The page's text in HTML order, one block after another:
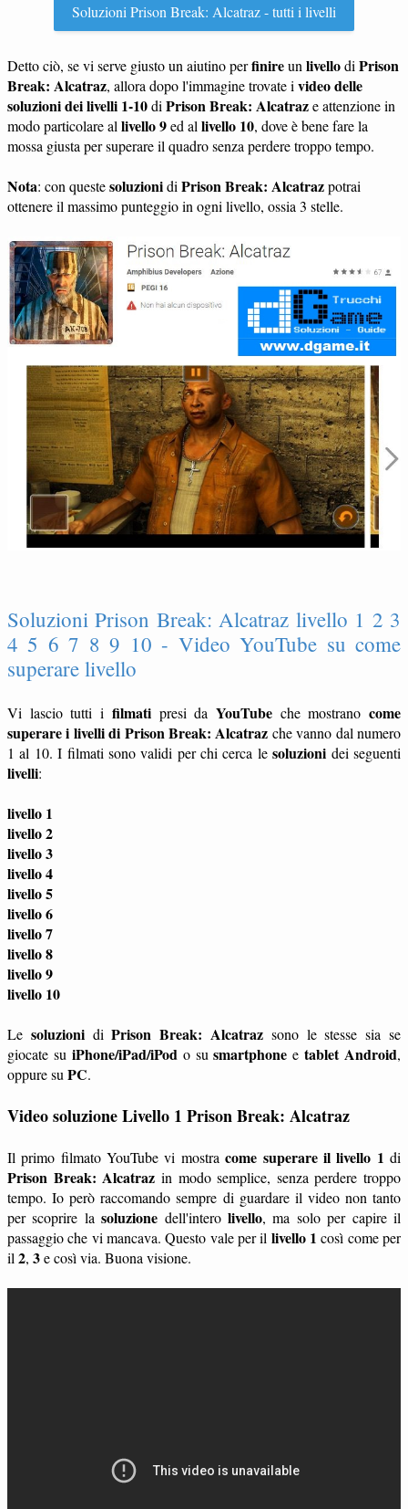
Soluzioni Prison Break: Alcatraz - tutti i livelli
Detto ciò, se vi serve giusto un aiutino perfinireun livellodi Prison
Break: Alcatraz, allora dopo l'immagine trovate i video delle
soluzioni dei livelli 1-10di Prison Break: Alcatraze attenzione in
modo particolare al livello 9ed al livello 10, dove è bene fare la
mossa giusta per superare il quadro senza perdere troppo tempo.
Nota: con questesoluzionidi Prison Break: Alcatrazpotrai
ottenere il massimo punteggio in ogni livello, ossia 3 stelle.
Soluzioni Prison Break: Alcatraz livello 1 2 3
4 5 6 7 8 9 10 - Video YouTube su come
superare livello
Vi lascio tutti i filmatipresi da YouTubeche mostranocome
superare i livelli di Prison Break: Alcatraz che vanno dal numero
1 al 10. I filmati sono validi per chi cerca lesoluzioni dei seguenti
livelli:
livello 1
livello 2
livello 3
livello 4
livello 5
livello 6
livello 7
livello 8
livello 9
livello 10
Le soluzionidiPrison Break: Alcatraz sono le stesse sia se
giocate su iPhone/iPad/iPod o susmartphone etablet Android,
oppure su PC.
Video soluzione Livello 1 Prison Break: Alcatraz
Il primo filmato YouTube vi mostracome superare il livello 1 di
Prison Break: Alcatraz in modo semplice, senza perdere troppo
tempo. Io però raccomando sempre di guardare il video non tanto
per scoprire lasoluzione dell'interolivello, ma solo per capire il
passaggio che vi mancava. Questo vale per il livello 1 così come per
il 2, 3e così via. Buona visione.